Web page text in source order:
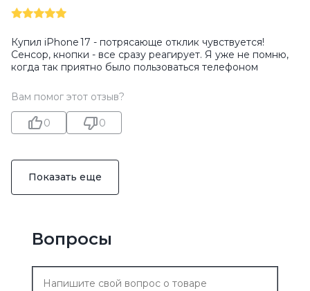
Купил iPhone 17 - потрясающе отклик чувствуется!
Сенсор, кнопки - все сразу реагирует. Я уже не помню,
когда так приятно было пользоваться телефоном
Вам помог этот отзыв?
0 0
Показать еще
Вопросы